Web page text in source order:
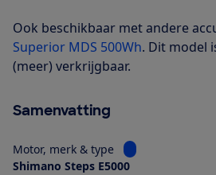
Ook beschikbaar met andere
Superior MDS 500Wh. Dit model
(meer) verkrijgbaar.
Samenvatting
Motor, merk & type
Bekijk informatie
Shimano Steps E5000